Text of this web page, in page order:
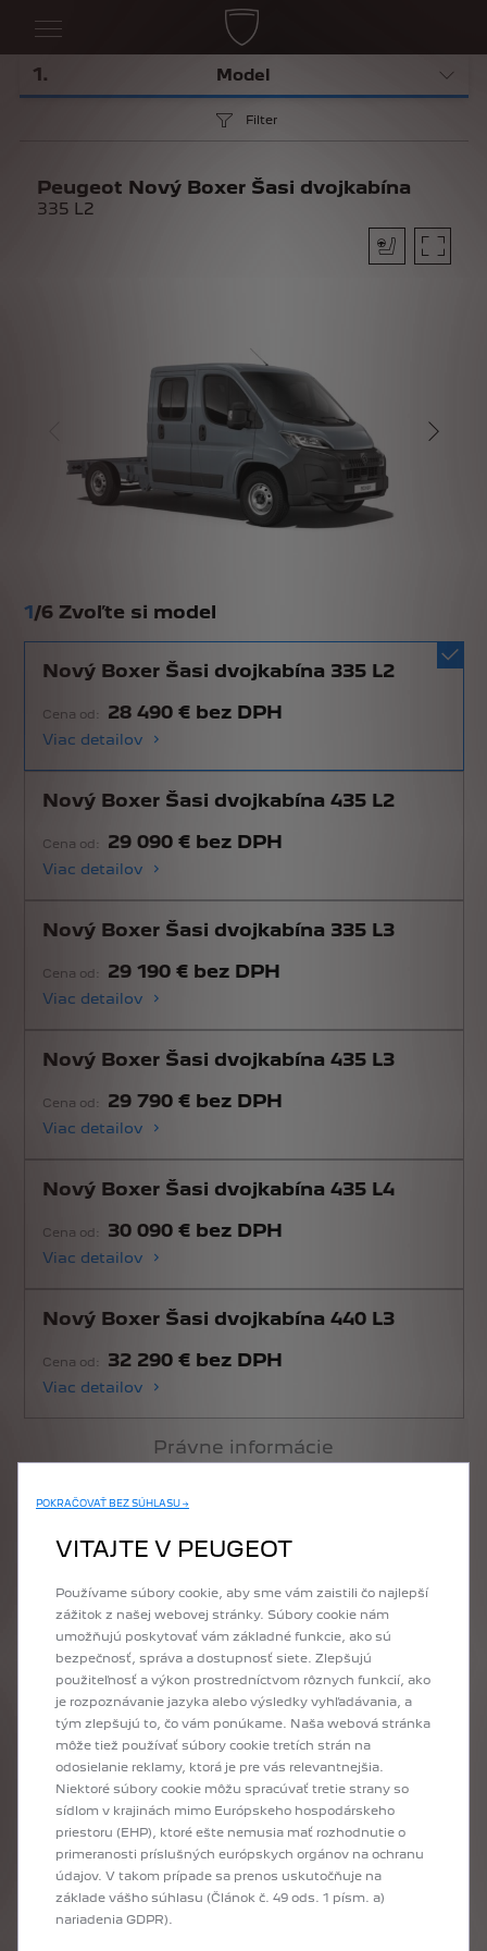
1. Model
Filter
Peugeot Nový Boxer Šasi dvojkabína
335 L2
1/6 Zvoľte si model
Nový Boxer Šasi dvojkabína 335 L2
Cena od: 28 490 € bez DPH
Viac detailov
Nový Boxer Šasi dvojkabína 435 L2
Cena od: 29 090 € bez DPH
Viac detailov
Nový Boxer Šasi dvojkabína 335 L3
Cena od: 29 190 € bez DPH
Viac detailov
Nový Boxer Šasi dvojkabína 435 L3
Cena od: 29 790 € bez DPH
Viac detailov
Nový Boxer Šasi dvojkabína 435 L4
Cena od: 30 090 € bez DPH
Viac detailov
Nový Boxer Šasi dvojkabína 440 L3
Cena od: 32 290 € bez DPH
Viac detailov
Právne informácie
zhodovať so skutočnosťou.
predchádzajúceho upozornenia.
obsahuje
iba základné informácie
konfigurácie. Technické parametre zodpovedajú
štandardnej definícii vozidla bez ohľadu na
zvolenú príplatkovú výbavu. Niektoré prvky
príplatkovej
výbavy nahrádzajú
štandardnú
táto skutočnosť bola u jednotlivých položiek
uvedená. Detailný popis štandardnej výbavy a
technických údajov nájdete v aktuálnom
Cenníku.
Máte záujem o nový Peugeot? Vyberte si model a urobte ďalší krok pomocou
konfigurátora Peugeot: najprv si vyberiete výbavu, potom motorizáciu podľa
Vašich potrieb, farbu karosérie a interiér, a nakoniec aj voliteľnú doplnkovú
výbavu tak, aby nové vozidlo presne zodpovedalo Vašim predstavám a
potrebám. Na záver si môžete ešte raz prezrieť kompletnú konfiguráciu Vášho
POKRAČOVAŤ BEZ SÚHLASU →
VITAJTE V PEUGEOT
Používame súbory cookie, aby sme vám zaistili čo najlepší
zážitok z našej webovej stránky. Súbory cookie nám
umožňujú poskytovať vám základné funkcie, ako sú
bezpečnosť, správa a dostupnosť siete. Zlepšujú
použiteľnosť a výkon prostredníctvom rôznych funkcií, ako
je rozpoznávanie jazyka alebo výsledky vyhľadávania, a
tým zlepšujú to, čo vám ponúkame. Naša webová stránka
môže tiež používať súbory cookie tretích strán na
odosielanie reklamy, ktorá je pre vás relevantnejšia.
Niektoré súbory cookie môžu spracúvať tretie strany so
sídlom v krajinách mimo Európskeho hospodárskeho
priestoru (EHP), ktoré ešte nemusia mať rozhodnutie o
primeranosti príslušných európskych orgánov na ochranu
údajov. V takom prípade sa prenos uskutočňuje na
základe vášho súhlasu (Článok č. 49 ods. 1 písm. a)
nariadenia GDPR).